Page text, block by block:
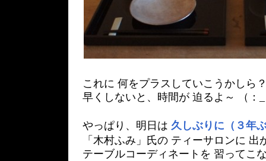
これに 何をプラスしていこうかしら
早くしないと、時間が 迫るよ～ （：
やっぱり、明日は 久しぶりに（３年
「木村ふみ」氏の ティーサロンに
テーブルコーディネートを 習ってこ